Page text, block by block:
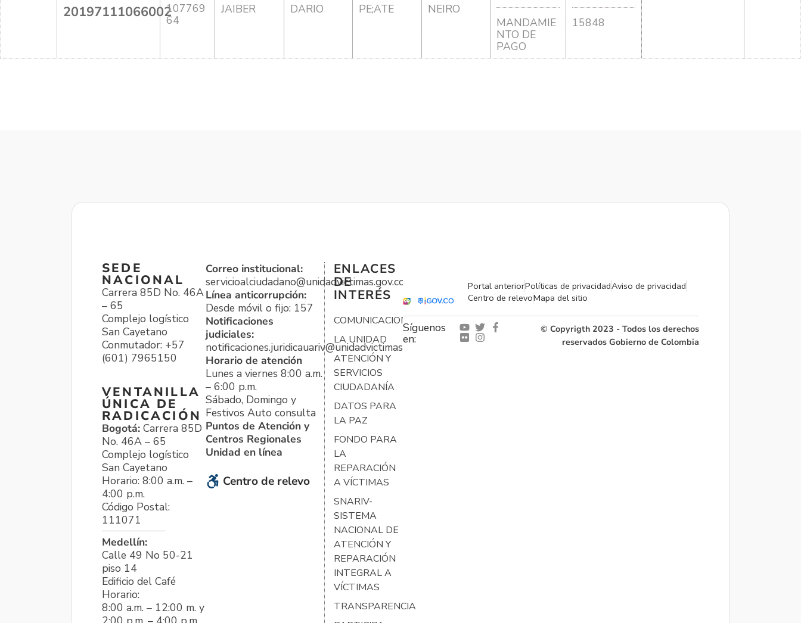
20197111066002107769
64
JAIBER DARIO PE;ATE NEIRO
MANDAMIE
NTO DE
PAGO
15848
SEDE
NACIONAL
Carrera 85D No. 46A
– 65
Complejo logístico
San Cayetano
Conmutador: +57
(601) 7965150
VENTANILLA
ÚNICA DE
RADICACIÓN
Bogotá: Carrera 85D
No. 46A – 65
Complejo logístico
San Cayetano
Horario: 8:00 a.m. –
4:00 p.m.
Código Postal:
111071
Medellín:
Calle 49 No 50-21
piso 14
Edificio del Café
Horario:
8:00 a.m. – 12:00 m. y
Correo institucional:
servicioalciudadano@unidadvictimas.gov.co
Línea anticorrupción:
Desde móvil o fijo: 157
Notificaciones
judiciales:
notificaciones.juridicauariv@unidadvictimas.gov.co
Horario de atención
Lunes a viernes 8:00 a.m.
– 6:00 p.m.
Sábado, Domingo y
Festivos Auto consulta
Puntos de Atención y
Centros Regionales
Unidad en línea
Centro de relevo
ENLACES
DE
INTERÉS
COMUNICACIONES
LA UNIDAD
ATENCIÓN Y
SERVICIOS
CIUDADANÍA
DATOS PARA
LA PAZ
FONDO PARA
LA
REPARACIÓN
A VÍCTIMAS
SNARIV-
SISTEMA
NACIONAL DE
ATENCIÓN Y
REPARACIÓN
INTEGRAL A
VÍCTIMAS
TRANSPARENCIA
Portal anteriorPolíticas de privacidadAviso de privacidad
Centro de relevoMapa del sitio
Síguenos
en:
© Copyrigth 2023 - Todos los derechos
reservados Gobierno de Colombia